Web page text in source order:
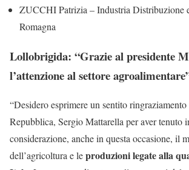
ZUCCHI Patrizia – Industria Distribuzione
Romagna
Lollobrigida: “Grazie al presidente
l’attenzione al settore
“Desidero esprimere un sentito
Repubblica, Sergio Mattarella per aver tenuto
considerazione, anche in questa occasione, il
dell’agricoltura e leproduzioni legate alla